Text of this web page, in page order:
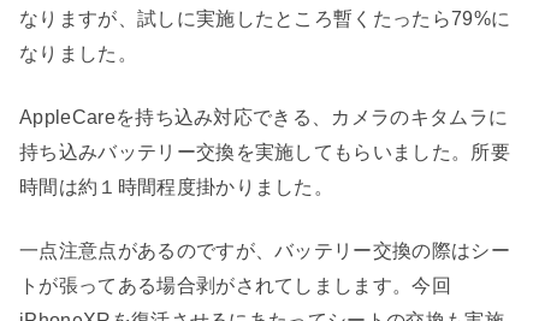
なりますが、試しに実施したところ暫くたったら79%に
なりました。
AppleCareを持ち込み対応できる、カメラのキタムラに
持ち込みバッテリー交換を実施してもらいました。所要
時間は約１時間程度掛かりました。
一点注意点があるのですが、バッテリー交換の際はシー
トが張ってある場合剥がされてしまします。今回